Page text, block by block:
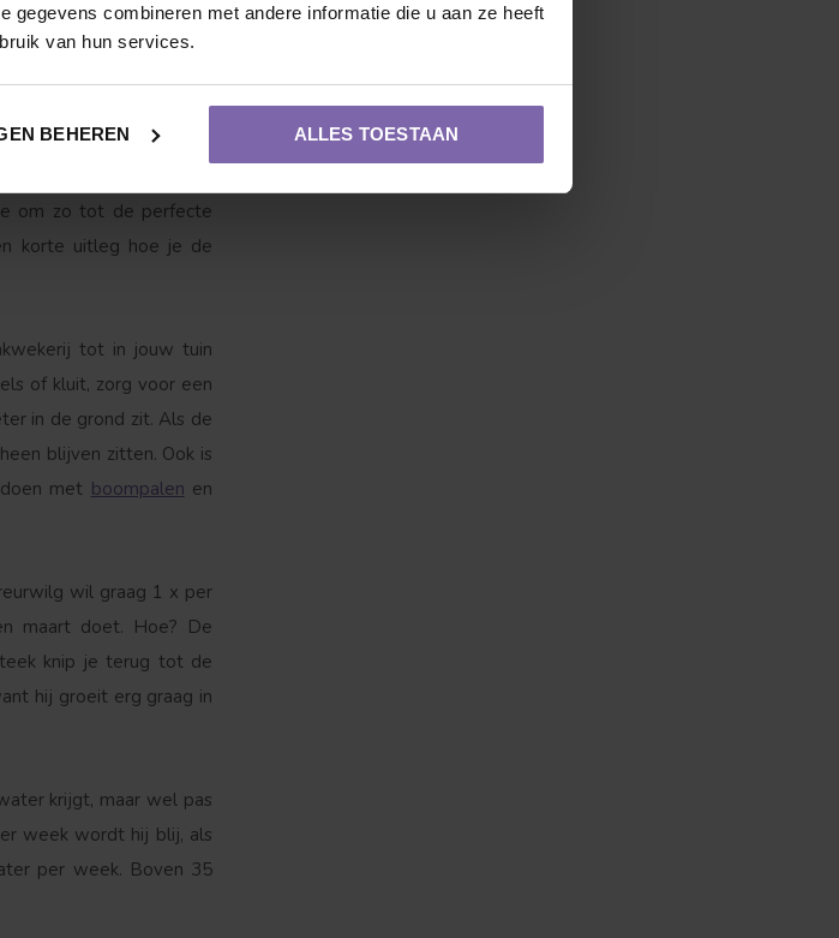
gegevens combineren met andere informatie die u aan ze heeft
van hun services.
BEHEREN ALLES TOESTAAN
blikvanger is,
om zo tot de perfecte
korte uitleg hoe je de
tot in jouw tuin
of kluit, zorg voor een
in de grond zit. Als de
blijven zitten. Ook is
met boompalen en
wil graag 1 x per
maart doet. Hoe? De
knip je terug tot de
hij groeit erg graag in
krijgt, maar wel pas
week wordt hij blij, als
per week. Boven 35